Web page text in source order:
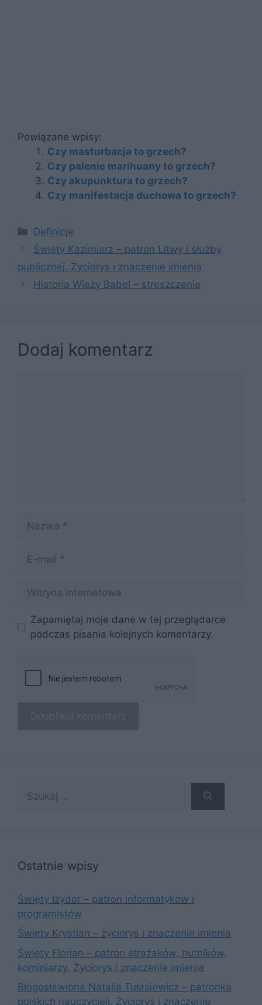
Powiązane wpisy:
Czy masturbacja to grzech?
Czy palenie marihuany to grzech?
Czy akupunktura to grzech?
Czy manifestacja duchowa to grzech?
Kategorie
Definicje
Święty Kazimierz – patron Litwy i służby
publicznej. Życiorys i znaczenie imienia
Historia Wieży Babel – streszczenie
Dodaj komentarz
internetowa
Zapamiętaj moje dane w tej przeglądarce
podczas pisania kolejnych komentarzy.
Ostatnie wpisy
Święty Izydor – patron informatyków i
programistów
Święty Krystian – życiorys i znaczenie imienia
Święty Florian – patron strażaków, hutników,
kominiarzy. Życiorys i znaczenie imienia
Błogosławiona Natalia Tułasiewicz – patronka
polskich nauczycieli. Życiorys i znaczenie